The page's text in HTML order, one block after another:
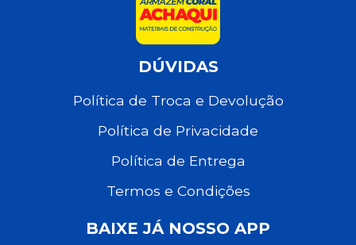
DÚVIDAS
Política de Troca e Devolução
Política de Privacidade
Política de Entrega
Termos e Condições
BAIXE JÁ NOSSO APP